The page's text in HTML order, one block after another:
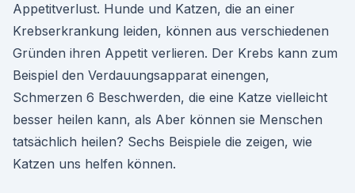
Appetitverlust. Hunde und Katzen, die an einer
Krebserkrankung leiden, können aus verschiedenen
Gründen ihren Appetit verlieren. Der Krebs kann zum
Beispiel den Verdauungsapparat einengen,
Schmerzen 6 Beschwerden, die eine Katze vielleicht
besser heilen kann, als Aber können sie Menschen
tatsächlich heilen? Sechs Beispiele die zeigen, wie
Katzen uns helfen können.